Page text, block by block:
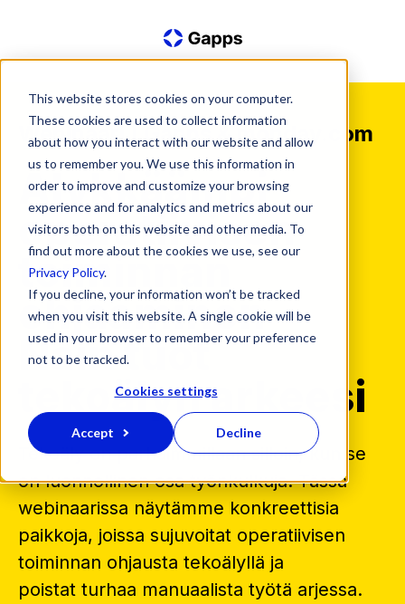
This website stores cookies on your computer.
These cookies are used to collect information
about how you interact with our website and allow
us to remember you. We use this information in
order to improve and customize your browsing
experience and for analytics and metrics about our
visitors both on this website and other media. To
find out more about the cookies we use, see our
Privacy Policy.
If you decline, your information won’t be tracked
when you visit this website. A single cookie will be
used in your browser to remember your preference
not to be tracked.
Cookies settings
Accept Decline
Webinaari | Gapps & monday.com
Älykkäämpi
operatiivisen
toiminnan
ohjaaminen –
Näin tuot
tekoälyn arkeesi
Tekoäly on parhaimmillaan silloin, kun se
on luonnollinen osa työnkulkuja. Tässä
webinaarissa näytämme konkreettisia
paikkoja, joissa sujuvoitat operatiivisen
toiminnan ohjausta tekoälyllä ja
poistat turhaa manuaalista työtä arjessa.